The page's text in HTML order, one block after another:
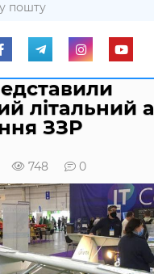
літальний
ЗЗР
748 0